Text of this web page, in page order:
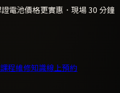
電池價格更實惠．現場 30 分鐘
程維修知識線上預約